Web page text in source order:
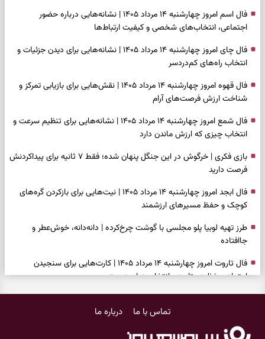
فال اسم امروز چهارشنبه ۱۴ مرداد ۱۴۰۵ | نشانه‌هایی درباره حضور
اجتماعی، انتخاب‌های شخصی و کیفیت ارتباط‌ها
فال چای امروز چهارشنبه ۱۴ مرداد ۱۴۰۵ | نشانه‌هایی برای دیدن جزئیات و
انتخاب راه‌های کم‌دردسر
فال قهوه امروز چهارشنبه ۱۴ مرداد ۱۴۰۵ | نقش‌هایی برای بازیابی تمرکز و
شناخت ارزش فرصت‌های آرام
فال شمع امروز چهارشنبه ۱۴ مرداد ۱۴۰۵ | نشانه‌هایی برای تنظیم سرعت و
انتخاب چیزی که ارزش ماندن دارد
بازی فکری | خرگوش در این جنگل پنهان شده؛ فقط ۷ ثانیه برای پیداکردنش
فرصت دارید
فال ابجد امروز چهارشنبه ۱۴ مرداد ۱۴۰۵ | نیت‌هایی برای بازکردن گره‌های
کوچک و حفظ مسیرهای ارزشمند
طرز تهیه لوبیا پلو مجلسی با گوشت چرخ‌کرده | دانه‌دانه، خوش‌عطر و
جاافتاده
فال تاروت امروز چهارشنبه ۱۴ مرداد ۱۴۰۵ | کارت‌هایی برای سنجیدن
اعتماد، حفظ دستاورد و انتخاب زمان درست
هوش غالب شما را نشان می‌دهد
تماس با ما درباره ما